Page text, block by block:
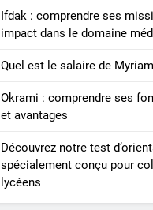
Ifdak : comprendre ses
impact dans le domaine
Quel est le salaire de
Okrami : comprendre ses
et avantages
Découvrez notre test
spécialement conçu pour
lycéens